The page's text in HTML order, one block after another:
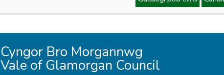
Cyngor Bro Morgannwg
Vale of Glamorgan Council